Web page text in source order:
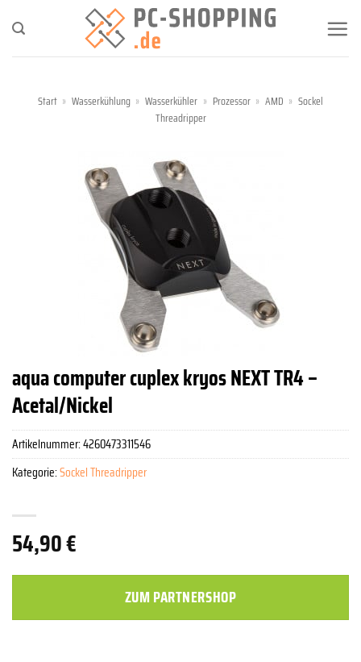
Inhalt
springen
Start » Wasserkühlung » Wasserkühler » Prozessor » AMD » Sockel
Threadripper
aqua computer cuplex kryos NEXT TR4 –
Acetal/Nickel
54,90€
ZUM PARTNERSHOP
Artikelnummer:4260473311546
Kategorie:Sockel Threadripper